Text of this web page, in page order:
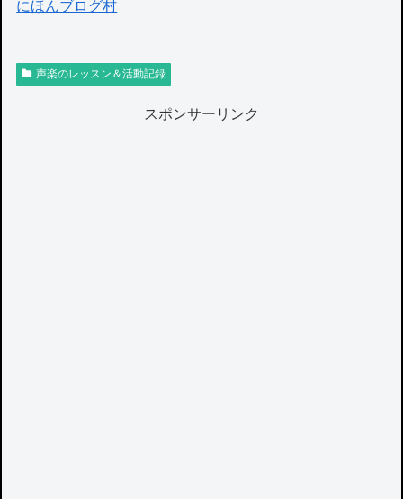
にほんブログ村
声楽のレッスン＆活動記録
スポンサーリンク